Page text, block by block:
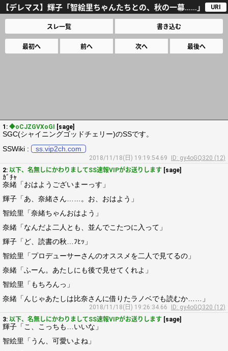
【デレマス】輝子「智絵里ちゃんたちとの、秋の一幕……」 URI
スレ一覧 書き込む
最初へ 前へ 次へ 最後へ
1: ◆oCJZGVXoGI [sage]
SGC(シャイニングゴッドチェリー)のSSです。
SSWiki :
ss.vip2ch.com
2018/11/18(日) 19:19:54.69
ID: gy4oGQ320 (12)
2: 以下、名無しにかわりましてSS速報VIPがお送りします [sage]
ｶﾞﾁｬ
奈緒「おはようございまーっす」
輝子「あ、奈緒さん……。お、おはよう」
智絵里「奈緒ちゃんおはよう」
奈緒「なんだよ二人とも、並んでこたつに入って」
輝子「ど、読書の秋…ﾌﾋｯ」
智絵里「プロデューサーさんのオススメを二人で見てるの」
奈緒「ふーん。あたしにも後で見せてくれよ」
智絵里「もちろんっ」
奈緒「んじゃあたしは比奈さんに借りたラノベでも読むか……」
2018/11/18(日) 19:26:34.66
ID: gy4oGQ320 (12)
3: 以下、名無しにかわりましてSS速報VIPがお送りします [sage]
輝子「こ、こっちも…いいな」
智絵里「うん、可愛いよね」